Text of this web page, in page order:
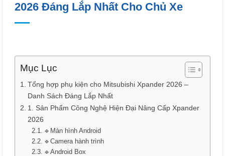
2026 Đáng Lắp Nhất Cho Chủ Xe
Mục Lục
Tổng hợp phụ kiện cho Mitsubishi Xpander 2026 –
Danh Sách Đáng Lắp Nhất
1. Sản Phẩm Công Nghệ Hiện Đại Nâng Cấp Xpander
2026
🔹Màn hình Android
🔹Camera hành trình
🔹Android Box